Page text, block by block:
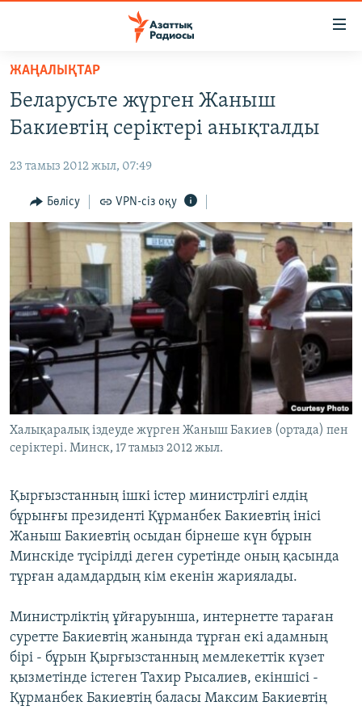
Skip
main
content
to
Navigation
Skip
САЯСАТ
ҚАҢТАР ОҚИҒАСЫ
АДАМ ҚҰҚЫҚТАРЫ
ӘЛЕУМЕТ
ӘЛЕМ
АРНАЙЫ ЖОБАЛАР
Русский
ЖАЗЫЛЫҢЫЗ
Басқа тілдерде
ЖАҢАЛЫҚТАР
Беларусьте жүрген Жаныш
Бакиевтің серіктері анықталды
23 тамыз 2012 жыл, 07:49
Бөлісу VPN-сіз оқу
Халықаралық іздеуде жүрген Жаныш Бакиев (ортада) пен
серіктері. Минск, 17 тамыз 2012 жыл.
Қырғызстанның ішкі істер министрлігі елдің
бұрынғы президенті Құрманбек Бакиевтің інісі
Жаныш Бакиевтің осыдан бірнеше күн бұрын
Минскіде түсірілді деген суретінде оның қасында
тұрған адамдардың кім екенін жариялады.
Министрліктің ұйғаруынша, интернетте тараған
суретте Бакиевтің жанында тұрған екі адамның
бірі - бұрын Қырғызстанның мемлекеттік күзет
қызметінде істеген Тахир Рысалиев, екіншісі -
Құрманбек Бакиевтің баласы Максим Бакиевтің